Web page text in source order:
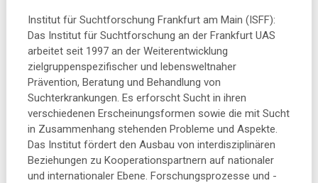
Institut für Suchtforschung Frankfurt am Main (ISFF):
Das Institut für Suchtforschung an der Frankfurt UAS
arbeitet seit 1997 an der Weiterentwicklung
zielgruppenspezifischer und lebensweltnaher
Prävention, Beratung und Behandlung von
Suchterkrankungen. Es erforscht Sucht in ihren
verschiedenen Erscheinungsformen sowie die mit Sucht
in Zusammenhang stehenden Probleme und Aspekte.
Das Institut fördert den Ausbau von interdisziplinären
Beziehungen zu Kooperationspartnern auf nationaler
und internationaler Ebene. Forschungsprozesse und -